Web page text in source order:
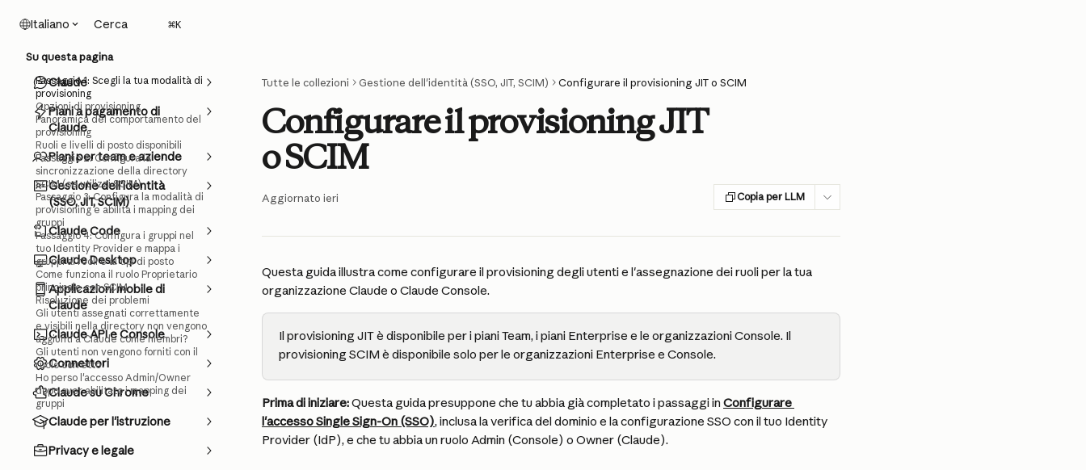
Italiano Cerca ⌘K
Claude
Piani a pagamento di
Claude
Piani per team e aziende
Gestione dell'identità
(SSO, JIT, SCIM)
Claude Code
Claude Desktop
Applicazioni mobile di
Claude
Claude API e Console
Connettori
Claude su Chrome
Claude per l'istruzione
Privacy e legale
Tutte le collezioni Gestione dell'identità (SSO, JIT, SCIM) Configurare il provisioning JIT o SCIM
Configurare il provisioning JIT
o SCIM
Aggiornato ieri Copia per LLM
Questa guida illustra come configurare il provisioning degli utenti e l'assegnazione dei ruoli per la tua
organizzazione Claude o Claude Console.
Il provisioning JIT è disponibile per i piani Team, i piani Enterprise e le organizzazioni Console. Il
provisioning SCIM è disponibile solo per le organizzazioni Enterprise e Console.
Prima di iniziare: Questa guida presuppone che tu abbia già completato i passaggi in Configurare
l'accesso Single Sign-On (SSO), inclusa la verifica del dominio e la configurazione SSO con il tuo Identity
Provider (IdP), e che tu abbia un ruolo Admin (Console) o Owner (Claude).
Su questa pagina
Passaggio 1: Scegli la tua modalità di
provisioning
Opzioni di provisioning
Panoramica del comportamento del
provisioning
Ruoli e livelli di posto disponibili
Passaggio 2: Configura la
sincronizzazione della directory
SCIM (se utilizzi SCIM)
Passaggio 3: Configura la modalità di
provisioning e abilita i mapping dei
gruppi
Passaggio 4: Configura i gruppi nel
tuo Identity Provider e mappa i
gruppi ai ruoli e ai tipi di posto
Come funziona il ruolo Proprietario
principale con SCIM
Risoluzione dei problemi
Gli utenti assegnati correttamente
e visibili nella directory non vengono
aggiunti a Claude come membri?
Gli utenti non vengono forniti con il
ruolo corretto
Ho perso l'accesso Admin/Owner
dopo aver abilitato i mapping dei
gruppi